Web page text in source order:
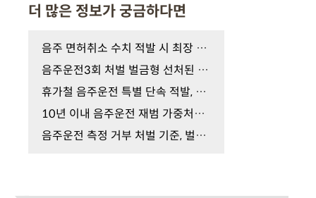
더 많은 정보가 궁금하다면
음주 면허취소 수치 적발 시 최장 5년 결격기간 피하…
음주운전3회 처벌 벌금형 선처된 이들, 실형과 '이것'…
휴가철 음주운전 특별 단속 적발, 숙취운전도? 지금 …
10년 이내 음주운전 재범 가중처벌의 공포, 구속 수사…
음주운전 측정 거부 처벌 기준, 벌금 가능할까? 실형 …